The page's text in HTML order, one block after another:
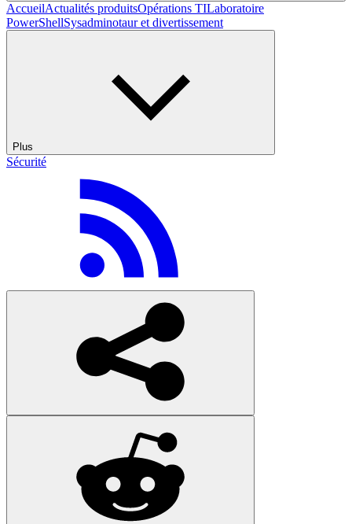
AccueilActualités produitsOpérations TILaboratoire
PowerShellSysadminotaur et divertissement
Plus
Sécurité